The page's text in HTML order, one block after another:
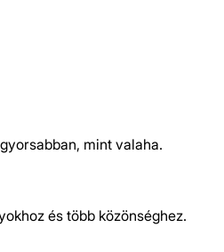
mint valaha.
és több közönséghez.